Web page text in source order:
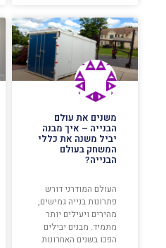
משנים את עולם
הבנייה – איך מבנה
יביל משנה את כללי
המשחק בעולם
הבנייה?
העולם המודרני דורש
פתרונות בנייה גמישים,
מהירים ויעילים יותר
מתמיד. מבנים יבילים
הפכו בשנים האחרונות